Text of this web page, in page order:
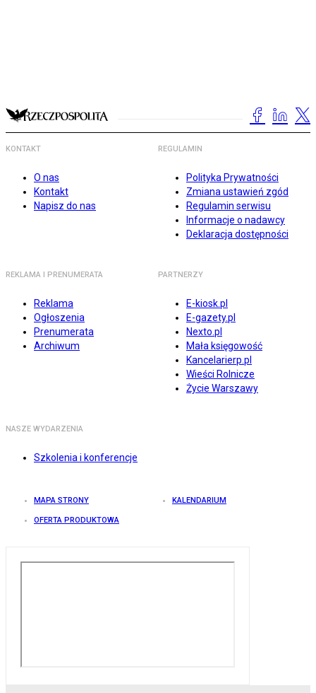
KONTAKT
O nas
Kontakt
Napisz do nas
REGULAMIN
Polityka Prywatności
Zmiana ustawień zgód
Regulamin serwisu
Informacje o nadawcy
Deklaracja dostępności
REKLAMA I PRENUMERATA
Reklama
Ogłoszenia
Prenumerata
Archiwum
PARTNERZY
E-kiosk.pl
E-gazety.pl
Nexto.pl
Mała księgowość
Kancelarierp.pl
Wieści Rolnicze
Życie Warszawy
NASZE WYDARZENIA
Szkolenia i konferencje
MAPA STRONY KALENDARIUM
OFERTA PRODUKTOWA